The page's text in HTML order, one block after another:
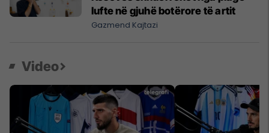
lufte në gjuhë botërore të artit
Gazmend Kajtazi
Video